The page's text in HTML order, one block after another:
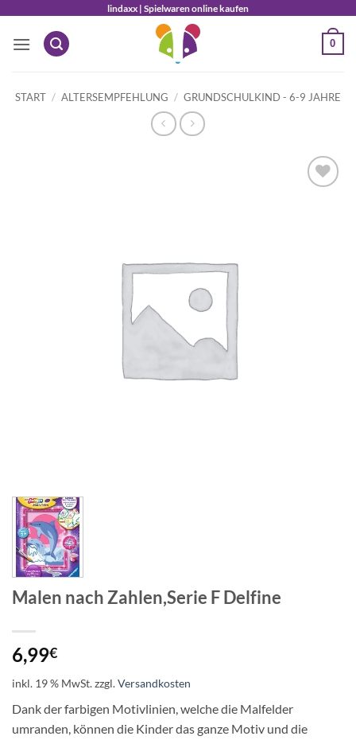
springen
lindaxx | Spielwaren online kaufen
0
START / ALTERSEMPFEHLUNG / GRUNDSCHULKIND - 6-9 JAHRE
Malen nach Zahlen,Serie F Delfine
6,99€
inkl. 19 % MwSt.zzgl.Versandkosten
Dank der farbigen Motivlinien, welche die Malfelder
umranden, können die Kinder das ganze Motiv und die